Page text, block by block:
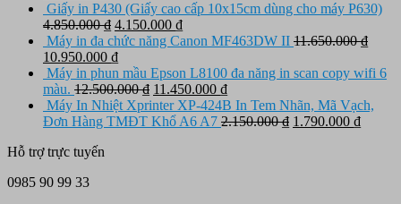
gốc
là:
3.650.000 ₫.
hiện
tại
là:
3.150.000 ₫.
Giấy in P430 (Giấy cao cấp 10x15cm dùng cho máy P630)
4.850.000₫ Giá
gốc
là:
4.850.000 ₫.
4.150.000 ₫Giá
hiện
là:
4.150.000 ₫.
Máy in đa chức năng Canon MF463DW II 11.650.000₫
Giá
gốc
là:
11.650.000 ₫.
10.950.000 ₫Giá
hiện
tại
là:
10.950.000 ₫.
Máy in phun mầu Epson L8100 đa năng in scan copy wifi 6
màu. 12.500.000₫ Giá
gốc
là:
11.450.000 ₫Giá
hiện
tại
Máy In Nhiệt Xprinter XP-424B In Tem Nhãn, Mã Vạch,
Đơn Hàng TMĐT Khổ A6 A7 2.150.000₫ Giá
1.790.000 ₫Giá
Hỗ trợ trực tuyến
0985 90 99 33